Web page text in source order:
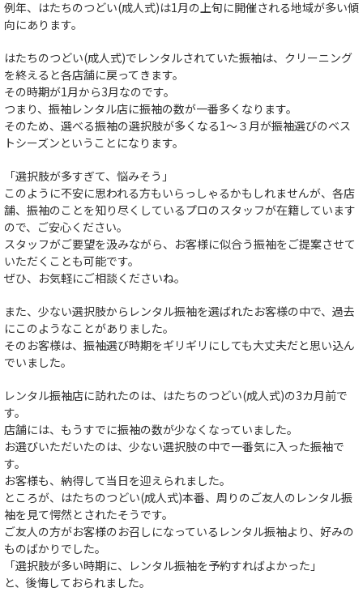
例年、はたちのつどい(成人式)は1月の上旬に開催される地域が多い傾
向にあります。
はたちのつどい(成人式)でレンタルされていた振袖は、クリーニング
を終えると各店舗に戻ってきます。
その時期が1月から3月なのです。
つまり、振袖レンタル店に振袖の数が一番多くなります。
そのため、選べる振袖の選択肢が多くなる1〜３月が振袖選びのベス
トシーズンということになります。
「選択肢が多すぎて、悩みそう」
このように不安に思われる方もいらっしゃるかもしれませんが、各店
舗、振袖のことを知り尽くしているプロのスタッフが在籍しています
ので、ご安心ください。
スタッフがご要望を汲みながら、お客様に似合う振袖をご提案させて
いただくことも可能です。
ぜひ、お気軽にご相談くださいね。
また、少ない選択肢からレンタル振袖を選ばれたお客様の中で、過去
にこのようなことがありました。
そのお客様は、振袖選び時期をギリギリにしても大丈夫だと思い込ん
でいました。
レンタル振袖店に訪れたのは、はたちのつどい(成人式)の3カ月前で
す。
店舗には、もうすでに振袖の数が少なくなっていました。
お選びいただいたのは、少ない選択肢の中で一番気に入った振袖で
す。
お客様も、納得して当日を迎えられました。
ところが、はたちのつどい(成人式)本番、周りのご友人のレンタル振
袖を見て愕然とされたそうです。
ご友人の方がお客様のお召しになっているレンタル振袖より、好みの
ものばかりでした。
「選択肢が多い時期に、レンタル振袖を予約すればよかった」
と、後悔しておられました。